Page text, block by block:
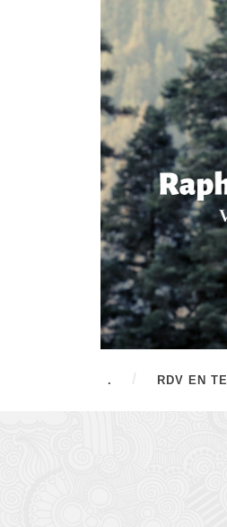
. RDV EN